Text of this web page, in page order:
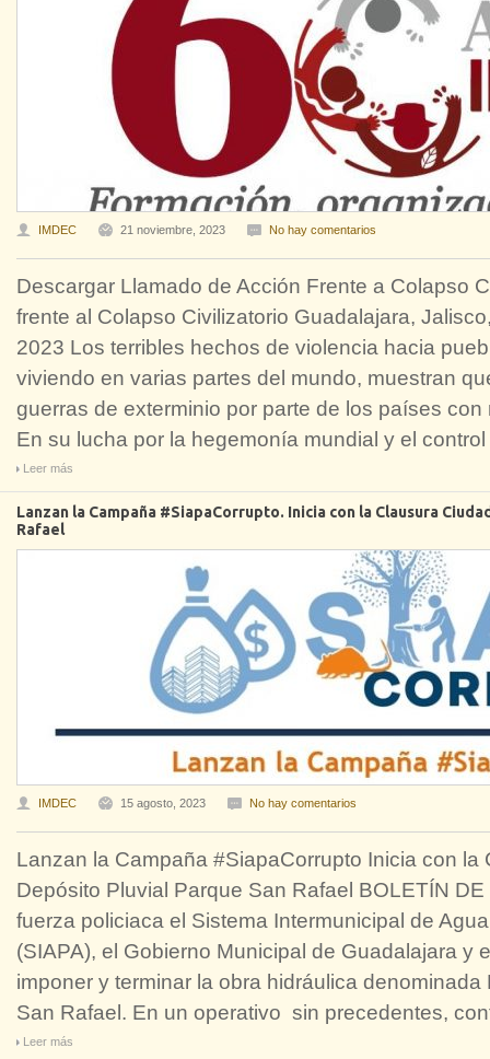
IMDEC 21 noviembre, 2023 No hay comentarios
Descargar Llamado de Acción Frente a Colapso
frente al Colapso Civilizatorio Guadalajara,
2023 Los terribles hechos de violencia hacia
viviendo en varias partes del mundo, muestran
guerras de exterminio por parte de los países
En su lucha por la hegemonía mundial y el control
Leer más
Lanzan la Campaña #SiapaCorrupto. Inicia con la Clausura
Rafael
IMDEC 15 agosto, 2023 No hay comentarios
Lanzan la Campaña #SiapaCorrupto Inicia con la
Depósito Pluvial Parque San Rafael BOLETÍN
fuerza policiaca el Sistema Intermunicipal de
(SIAPA), el Gobierno Municipal de Guadalajara y
imponer y terminar la obra hidráulica
San Rafael. En un operativo sin precedentes,
Leer más